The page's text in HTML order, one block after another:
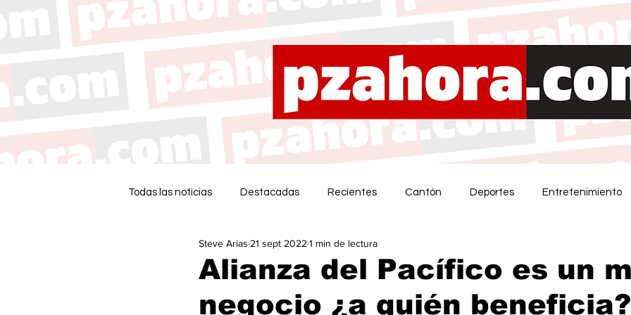
Todas las noticias Destacadas Recientes Cantón Deportes Entretenimiento
Alianza del Pacífico es un
negocio ¿a quién beneficia?
Steve Arias 21 sept 2022 1 min de lectura